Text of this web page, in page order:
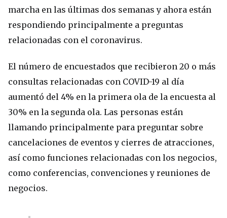
marcha en las últimas dos semanas y ahora están
respondiendo principalmente a preguntas
relacionadas con el coronavirus.
El número de encuestados que recibieron 20 o más
consultas relacionadas con COVID-19 al día
aumentó del 4% en la primera ola de la encuesta al
30% en la segunda ola. Las personas están
llamando principalmente para preguntar sobre
cancelaciones de eventos y cierres de atracciones,
así como funciones relacionadas con los negocios,
como conferencias, convenciones y reuniones de
negocios.